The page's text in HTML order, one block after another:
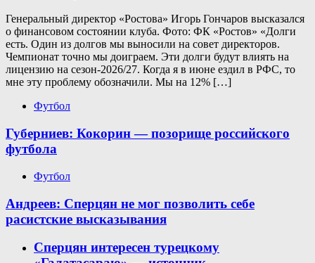
Генеральный директор «Ростова» Игорь Гончаров высказался
о финансовом состоянии клуба. Фото: ФК «Ростов» «Долги
есть. Один из долгов мы выносили на совет директоров.
Чемпионат точно мы доиграем. Эти долги будут влиять на
лицензию на сезон-2026/27. Когда я в июне ездил в РФС, то
мне эту проблему обозначили. Мы на 12% […]
Футбол
Губерниев: Кокорин — позорище российского
футбола
Футбол
Андреев: Сперцян не мог позволить себе
расистские высказывания
Сперцян интересен турецкому